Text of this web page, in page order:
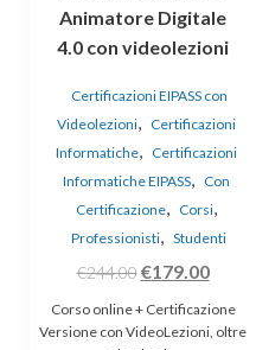
Animatore Digitale
4.0 con videolezioni
Certificazioni EIPASS con
Videolezioni, Certificazioni
Informatiche, Certificazioni
Informatiche EIPASS, Con
Certificazione, Corsi,
Professionisti, Studenti
€244.00 Il
prezzo
originale
€179.00Il
prezzo
attuale
Corso online + Certificazione
Versione con VideoLezioni, oltre